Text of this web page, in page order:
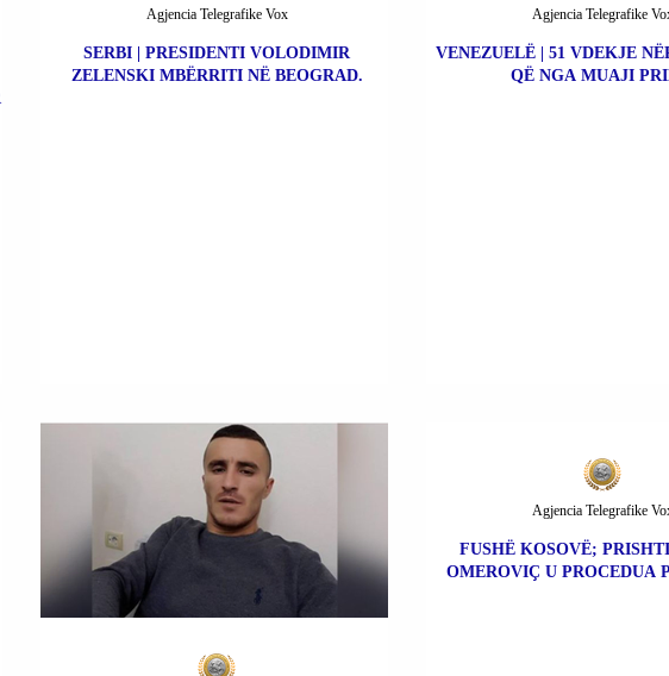
SERBI | PRESIDENTI VOLODIMIR
ZELENSKI MBËRRITI NË BEOGRAD.
Agjencia Telegrafike Vox
VENEZUELË | 51 VDEKJE
QË NGA MUAJI
Agjencia Telegrafike
FUSHË KOSOVË;
OMEROVIÇ U PROCEDUA
Agjencia Telegrafike